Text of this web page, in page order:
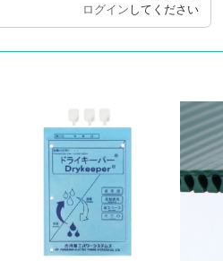
ログイン してください